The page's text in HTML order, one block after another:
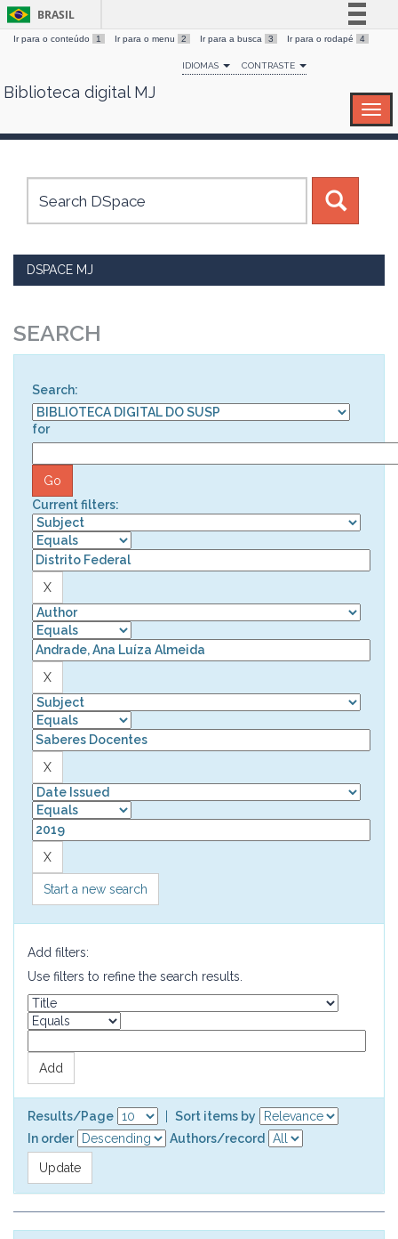
Skip
BRASIL
Simplifique!
Comunica BR
Canais
Ir para o conteúdo 1 Ir para o menu 2 Ir para a busca 3 Ir para o rodapé 4
IDIOMAS CONTRASTE
Biblioteca digital MJ
DSPACE MJ
SEARCH
Search:
for
Current filters:
Start a new search
Add filters:
Use filters to refine the search results.
Results/Page
Sort items by
In order
Authors/record